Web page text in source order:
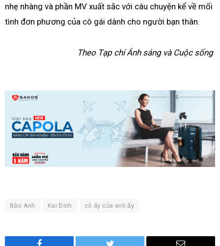
nhẹ nhàng và phần MV xuất sắc với câu chuyện kể về mối
tình đơn phương của cô gái dành cho người bạn thân.
Theo Tạp chí Ánh sáng và Cuộc sống
Bảo Anh Kai Đinh cô ấy của anh ấy